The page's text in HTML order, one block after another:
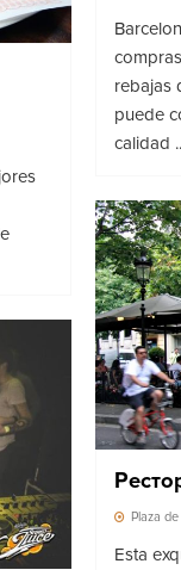
rebajas
puede
calidad
Plaza
Esta